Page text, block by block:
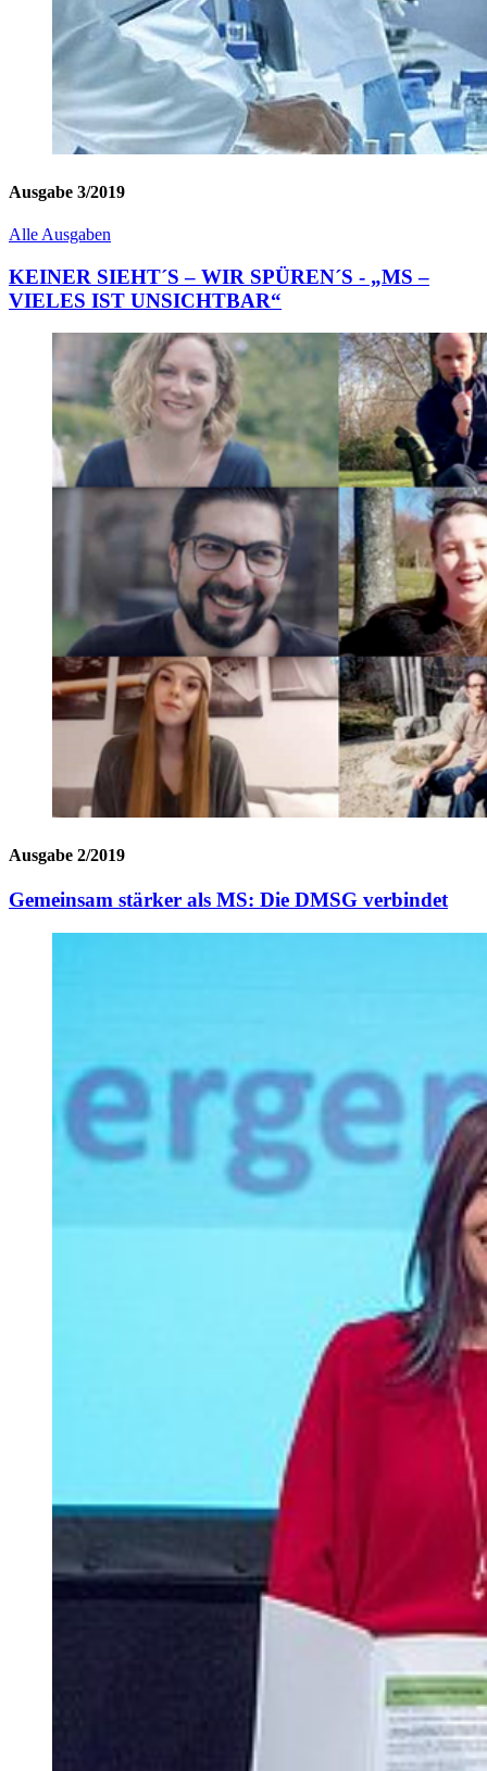
Ausgabe 3/2019
Alle Ausgaben
KEINER SIEHT´S – WIR SPÜREN´S - „MS –
VIELES IST UNSICHTBAR“
Ausgabe 2/2019
Gemeinsam stärker als MS: Die DMSG verbindet